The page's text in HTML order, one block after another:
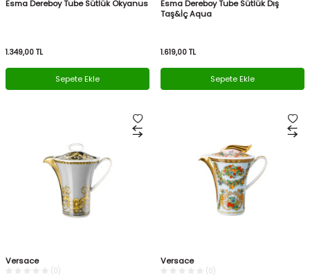
Esma Dereboy Tube Sütlük Okyanus
1.349,00 TL
Sepete Ekle
Esma Dereboy Tube Sütlük Dış
Taş&İç Aqua
1.619,00 TL
Sepete Ekle
Versace
(0)
Versace
(0)